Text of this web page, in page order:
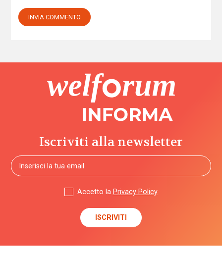
Iscriviti alla newsletter
Accetto la Privacy Policy